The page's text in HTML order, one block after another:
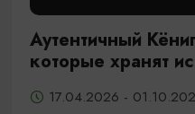
Аутентичный
которые хранят
17.04.2026 -